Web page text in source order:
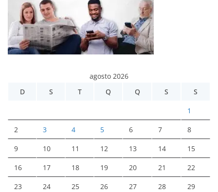
agosto 2026
D
S T Q Q S S
1
2 3 4 5 6 7 8
9 10 11 12 13 14 15
16 17 18 19 20 21 22
23 24 25 26 27 28 29